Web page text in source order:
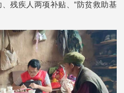
残疾人两项补贴、“防贫救助基